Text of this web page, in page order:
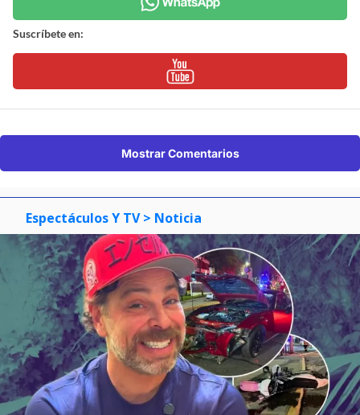
Suscríbete en:
Mostrar Comentarios
Espectáculos Y TV > Noticia